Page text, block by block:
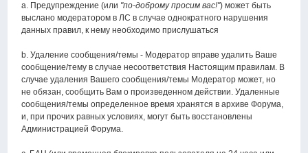
а. Предупреждение (или "по-доброму просим вас!") может быть
выслано модератором в ЛС в случае однократного нарушения
данных правил, к нему необходимо прислушаться
b. Удаление сообщения/темы - Модератор вправе удалить Ваше
сообщение/тему в случае несоответствия Настоящим правилам. В
случае удаления Вашего сообщения/темы Модератор может, но
не обязан, сообщить Вам о произведенном действии. Удаленные
сообщения/темы определенное время хранятся в архиве Форума,
и, при прочих равных условиях, могут быть восстановлены
Администрацией Форума.